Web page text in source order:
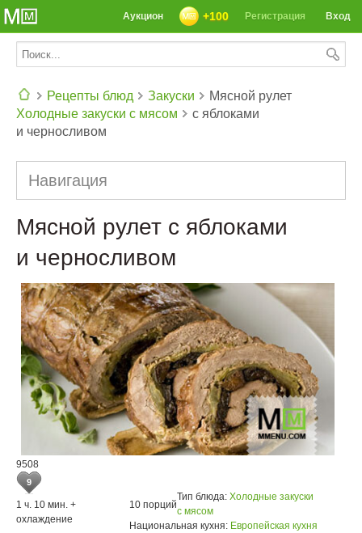
Вход
Регистрация
+100
Аукцион
Рецепты блюд
Закуски
Холодные закуски с мясом
Мясной рулет
с яблоками
и черносливом
Навигация
Мясной рулет с яблоками
и черносливом
9508
9
1 ч. 10 мин. +
охлаждение
10 порций
Тип блюда: Холодные закуски
с мясом
Национальная кухня: Европейская кухня